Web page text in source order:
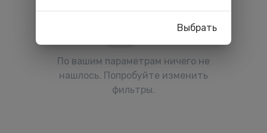
По вашим параметрам ничего не
нашлось. Попробуйте изменить
фильтры.
Выбрать